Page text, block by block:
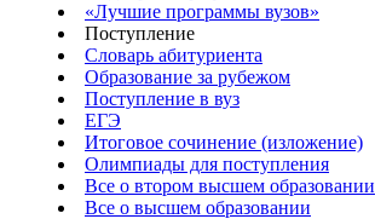
«Лучшие программы вузов»
Поступление
Словарь абитуриента
Образование за рубежом
Поступление в вуз
ЕГЭ
Итоговое сочинение (изложение)
Олимпиады для поступления
Все о втором высшем образовании
Все о высшем образовании